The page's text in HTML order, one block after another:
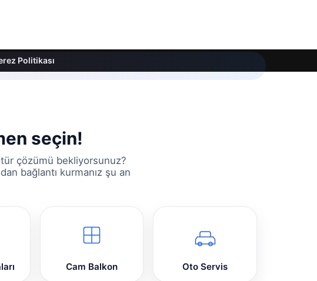
Politikası
seçin!
çözümü bekliyorsunuz?
bağlantı kurmanız şu an
Cam Balkon Oto Servis